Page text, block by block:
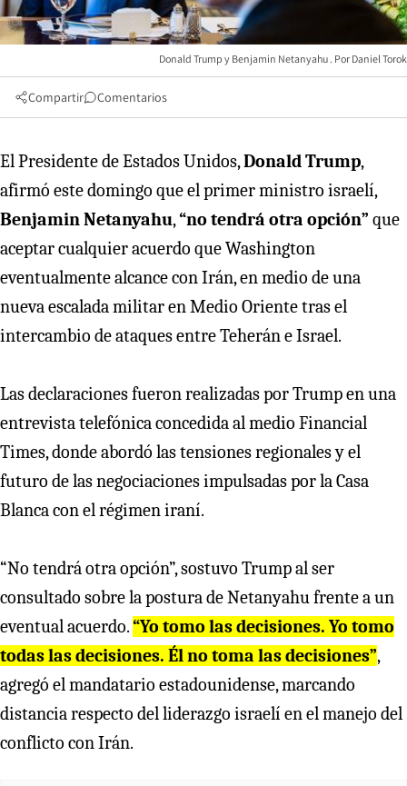
Donald Trump y Benjamin Netanyahu Daniel Torok
Compartir Comentarios
El Presidente de Estados Unidos,Donald Trump,
afirmó este domingo que el primer ministro israelí,
Benjamin Netanyahu,“no tendrá otra opción” que
aceptar cualquier acuerdo que Washington
eventualmente alcance con Irán, en medio de una
nueva escalada militar en Medio Oriente tras el
intercambio de ataques entre Teherán e Israel.
Las declaraciones fueron realizadas por Trump en una
entrevista telefónica concedida al medio Financial
Times, donde abordó las tensiones regionales y el
futuro de las negociaciones impulsadas por la Casa
Blanca con el régimen iraní.
“No tendrá otra opción”, sostuvo Trump al ser
consultado sobre la postura de Netanyahu frente a un
eventual acuerdo.“Yo tomo las decisiones. Yo tomo
todas las decisiones. Él no toma las decisiones”,
agregó el mandatario estadounidense, marcando
distancia respecto del liderazgo israelí en el manejo del
conflicto con Irán.